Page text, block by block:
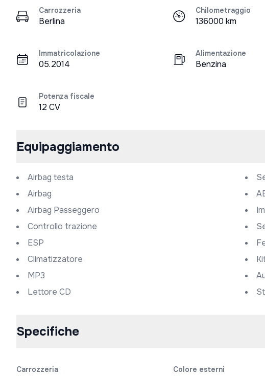
Carrozzeria
Berlina
Chilometraggio
136000 km
Immatricolazione
05.2014
Alimentazione
Benzina
Potenza fiscale
12 CV
Equipaggiamento
Airbag testa
Airbag
Airbag Passeggero
Controllo trazione
ESP
Climatizzatore
MP3
Lettore CD
Specifiche
Carrozzeria Colore esterni